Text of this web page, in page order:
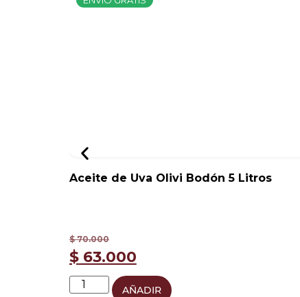
Aceite de Uva Olivi Bodón 5 Litros
$70.000
$63.000
AÑADIR